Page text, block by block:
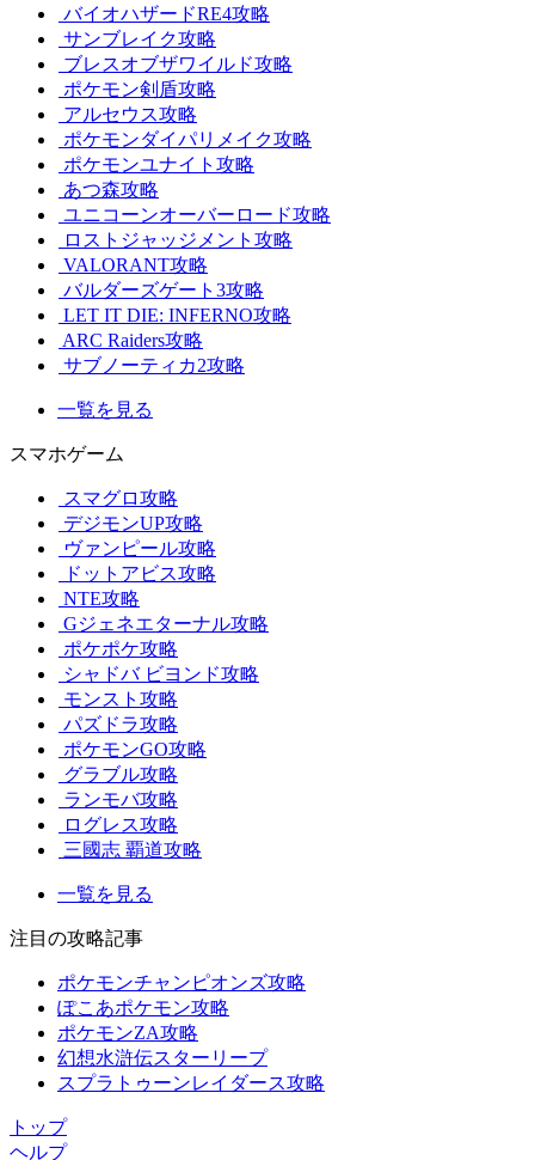
バイオハザードRE4攻略
サンブレイク攻略
ブレスオブザワイルド攻略
ポケモン剣盾攻略
アルセウス攻略
ポケモンダイパリメイク攻略
ポケモンユナイト攻略
あつ森攻略
ユニコーンオーバーロード攻略
ロストジャッジメント攻略
VALORANT攻略
バルダーズゲート3攻略
LET IT DIE: INFERNO攻略
ARC Raiders攻略
サブノーティカ2攻略
一覧を見る
スマホゲーム
スマグロ攻略
デジモンUP攻略
ヴァンピール攻略
ドットアビス攻略
NTE攻略
Gジェネエターナル攻略
ポケポケ攻略
シャドバ ビヨンド攻略
モンスト攻略
パズドラ攻略
ポケモンGO攻略
グラブル攻略
ランモバ攻略
ログレス攻略
三國志 覇道攻略
一覧を見る
注目の攻略記事
ポケモンチャンピオンズ攻略
ぽこあポケモン攻略
ポケモンZA攻略
幻想水滸伝スターリープ
スプラトゥーンレイダース攻略
トップ
ヘルプ